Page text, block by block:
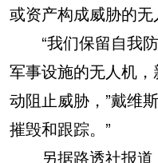
或资产构成威胁的无
“我们保留自我
军事设施的无人机
动阻止威胁，”戴维
摧毁和跟踪。”
另据路透社报道